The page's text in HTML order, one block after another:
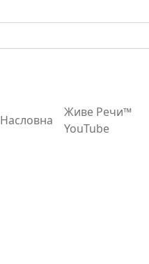
Насловна
Живе Речи™
YouTube